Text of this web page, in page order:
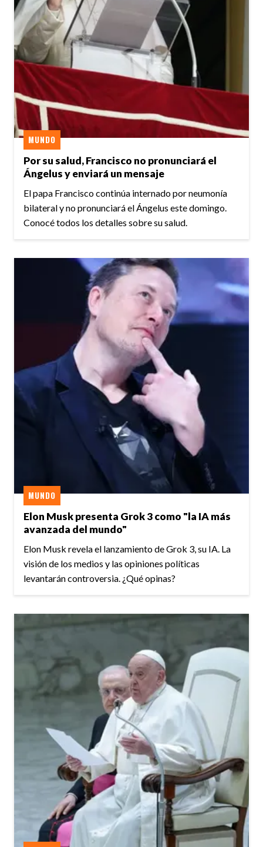
Por su salud, Francisco no pronunciará el
Ángelus y enviará un mensaje
MUNDO
El papa Francisco continúa internado por neumonía
bilateral y no pronunciará el Ángelus este domingo.
Conocé todos los detalles sobre su salud.
Elon Musk presenta Grok 3 como "la IA más
avanzada del mundo"
MUNDO
Elon Musk revela el lanzamiento de Grok 3, su IA. La
visión de los medios y las opiniones políticas
levantarán controversia. ¿Qué opinas?